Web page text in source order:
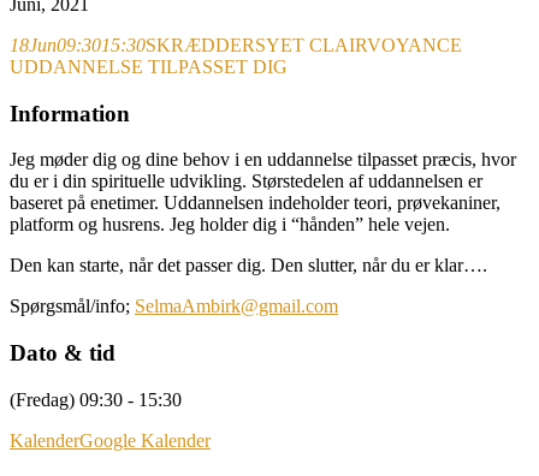
Juni, 2021
18Jun09:3015:30SKRÆDDERSYET CLAIRVOYANCE
UDDANNELSE TILPASSET DIG
Information
Jeg møder dig og dine behov i en uddannelse tilpasset præcis, hvor
du er i din spirituelle udvikling. Størstedelen af uddannelsen er
baseret på enetimer. Uddannelsen indeholder teori, prøvekaniner,
platform og husrens. Jeg holder dig i “hånden” hele vejen.
Den kan starte, når det passer dig. Den slutter, når du er klar….
Spørgsmål/info; SelmaAmbirk@gmail.com
Dato & tid
(Fredag) 09:30 - 15:30
KalenderGoogle Kalender